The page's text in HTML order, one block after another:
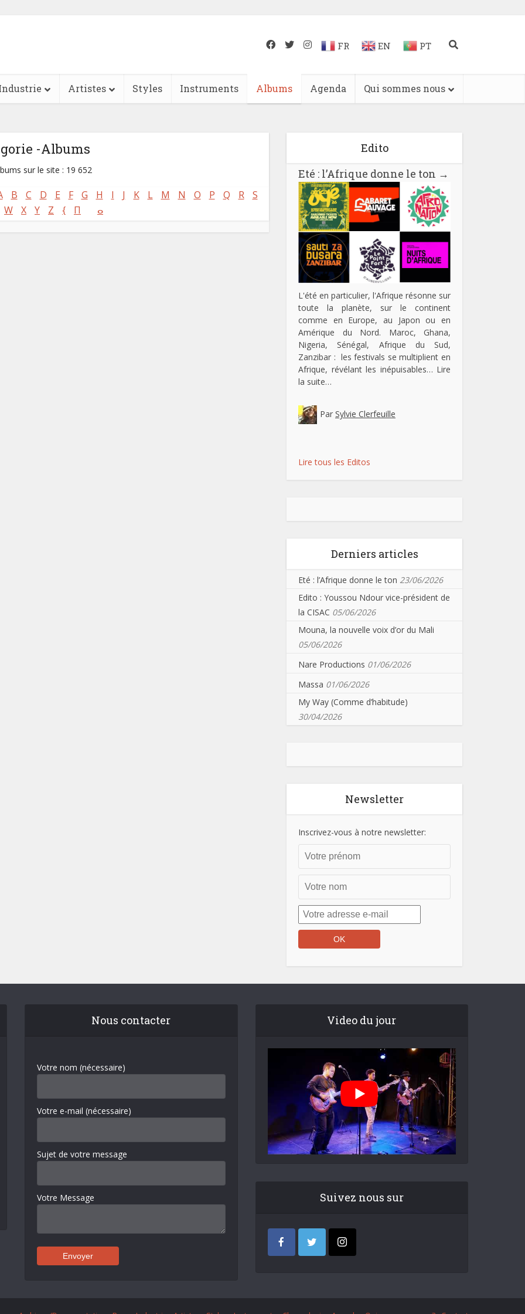
FR EN PT
Artistes Styles Instruments Albums Agenda Qui sommes nous
-Albums
sur le site : 19 652
B C D E F G H I J K L M N O P Q R
S
W
X Y Z { Π ⴰ
Edito
Eté : l’Afrique donne le ton →
L'été en particulier, l'Afrique résonne sur
toute la planète, sur le continent
comme en Europe, au Japon ou en
Amérique du Nord. Maroc, Ghana,
Nigeria, Sénégal, Afrique du Sud,
Zanzibar : les festivals se multiplient en
Afrique, révélant les inépuisables… Lire
la suite…
Par Sylvie Clerfeuille
Lire tous les Editos
Derniers articles
Eté : l’Afrique donne le ton 23/06/2026
Edito : Youssou Ndour vice-président de
la CISAC 05/06/2026
Mouna, la nouvelle voix d’or du Mali
05/06/2026
Nare Productions 01/06/2026
Massa 01/06/2026
My Way (Comme d’habitude)
30/04/2026
Newsletter
Inscrivez-vous à notre newsletter:
Nous contacter
Votre nom (nécessaire)
Votre e-mail (nécessaire)
Sujet de votre message
Votre Message
Video du jour
Suivez nous sur